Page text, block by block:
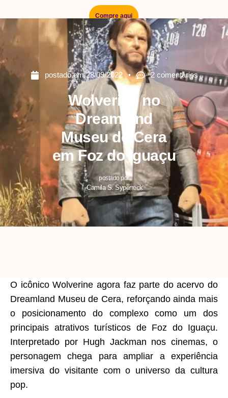
Compre aqui
postado em 28/09/2022 2 comentários
Wolverine no
Dreamland
Museu de Cera
em Foz do Iguaçu
postado por
Camila S. Syperreck
O icônico Wolverine agora faz parte do acervo do
Dreamland Museu de Cera, reforçando ainda mais
o posicionamento do complexo como um dos
principais atrativos turísticos de Foz do Iguaçu.
Interpretado por Hugh Jackman nos cinemas, o
personagem chega para ampliar a experiência
imersiva do visitante com o universo da cultura
pop.